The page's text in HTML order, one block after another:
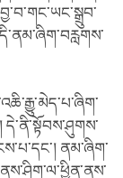
དེ་ནི་སྟོབས་ཤུགས་
ནམ་ཞིག་